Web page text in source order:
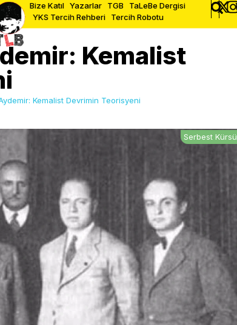
Bize Katıl Yazarlar TGB TaLeBe Dergisi
YKS Tercih Rehberi Tercih Robotu
Kemalist
Kemalist Devrimin Teorisyeni
Serbest Kürsü